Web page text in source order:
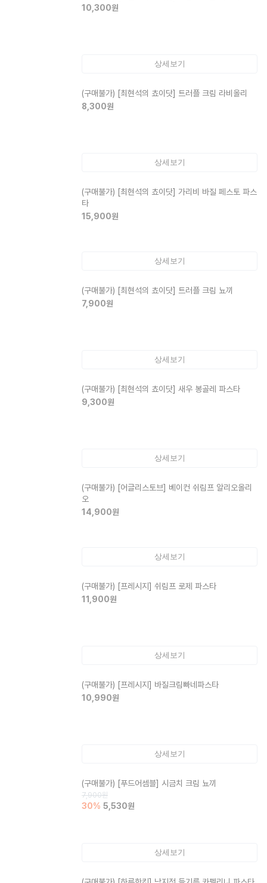
10,300원
상세보기
(구매불가) [최현석의 쵸이닷] 트러플 크림 라비올리
8,300원
상세보기
(구매불가) [최현석의 쵸이닷] 가리비 바질 페스토 파스
타
15,900원
상세보기
(구매불가) [최현석의 쵸이닷] 트러플 크림 뇨끼
7,900원
상세보기
(구매불가) [최현석의 쵸이닷] 새우 봉골레 파스타
9,300원
상세보기
(구매불가) [어글리스토브] 베이컨 쉬림프 알리오올리
오
14,900원
상세보기
(구매불가) [프레시지] 쉬림프 로제 파스타
11,900원
상세보기
(구매불가) [프레시지] 바질크림빠네파스타
10,990원
상세보기
(구매불가) [푸드어셈블] 시금치 크림 뇨끼
7,900원
30% 5,530원
상세보기